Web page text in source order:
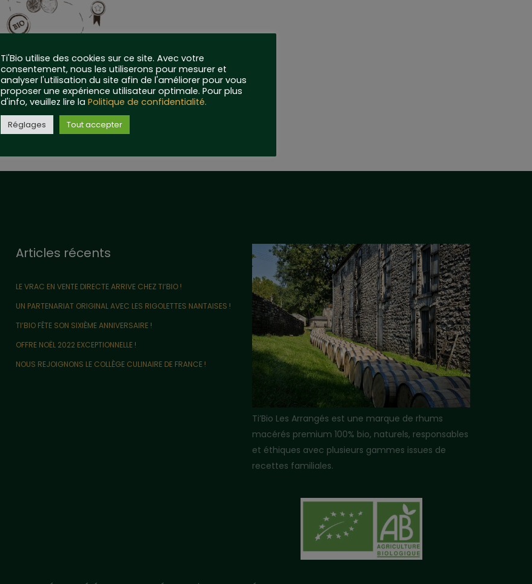
Articles récents
LE VRAC EN VENTE DIRECTE ARRIVE CHEZ TI’BIO !
UN PARTENARIAT ORIGINAL AVEC LES RIGOLETTES NANTAISES !
TI’BIO FÊTE SON SIXIÈME ANNIVERSAIRE !
OFFRE NOËL 2022 EXCEPTIONNELLE !
NOUS REJOIGNONS LE COLLÈGE CULINAIRE DE FRANCE !
Ti’Bio Les Arrangés est une marque de rhums
macérés premium 100% bio, naturels, responsables
et éthiques avec plusieurs gammes issues de
recettes familiales.
Ti'Bio utilise des cookies sur ce site. Avec votre
consentement, nous les utiliserons pour mesurer et
analyser l'utilisation du site afin de l'améliorer pour vous
proposer une expérience utilisateur optimale. Pour plus
d'info, veuillez lire la Politique de confidentialité.
Réglages Tout accepter